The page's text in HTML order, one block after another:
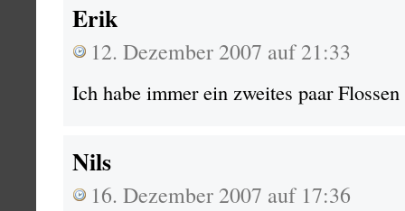
Erik
12. Dezember 2007 auf 21:33
Ich habe immer ein zweites paar
Nils
16. Dezember 2007 auf 17:36